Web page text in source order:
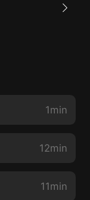
1min
12min
11min